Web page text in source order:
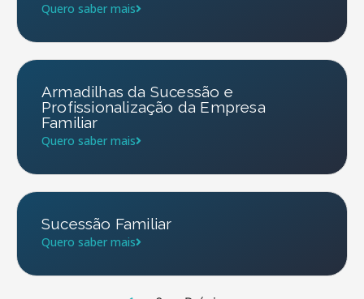
Quero saber mais
Armadilhas da Sucessão e
Profissionalização da Empresa
Familiar
Quero saber mais
Sucessão Familiar
Quero saber mais